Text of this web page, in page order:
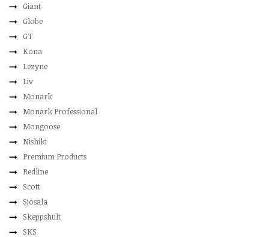
Giant
Globe
GT
Kona
Lezyne
Liv
Monark
Monark Professional
Mongoose
Nishiki
Premium Products
Redline
Scott
Sjösala
Skeppshult
SKS